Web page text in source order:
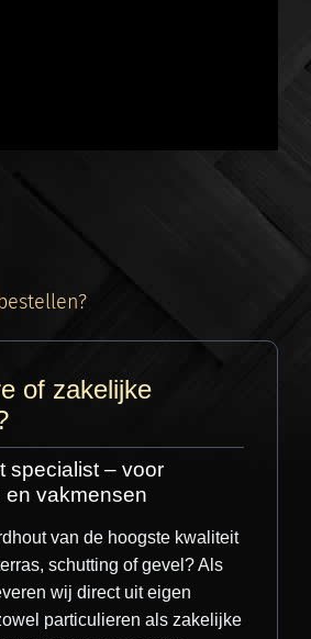
of zakelijke
specialist – voor
en vakmensen
van de hoogste kwaliteit
schutting of gevel? Als
wij direct uit eigen
particulieren als zakelijke